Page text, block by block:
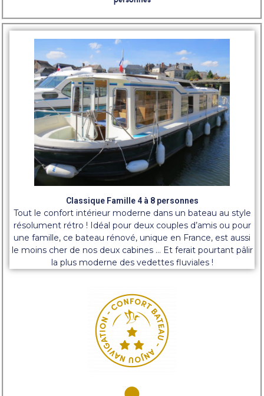
Classique Famille 4 à 8 personnes
Tout le confort intérieur moderne dans un bateau au style
résolument rétro ! Idéal pour deux couples d’amis ou pour
une famille, ce bateau rénové, unique en France, est aussi
le moins cher de nos deux cabines … Et ferait pourtant pâlir
la plus moderne des vedettes fluviales !